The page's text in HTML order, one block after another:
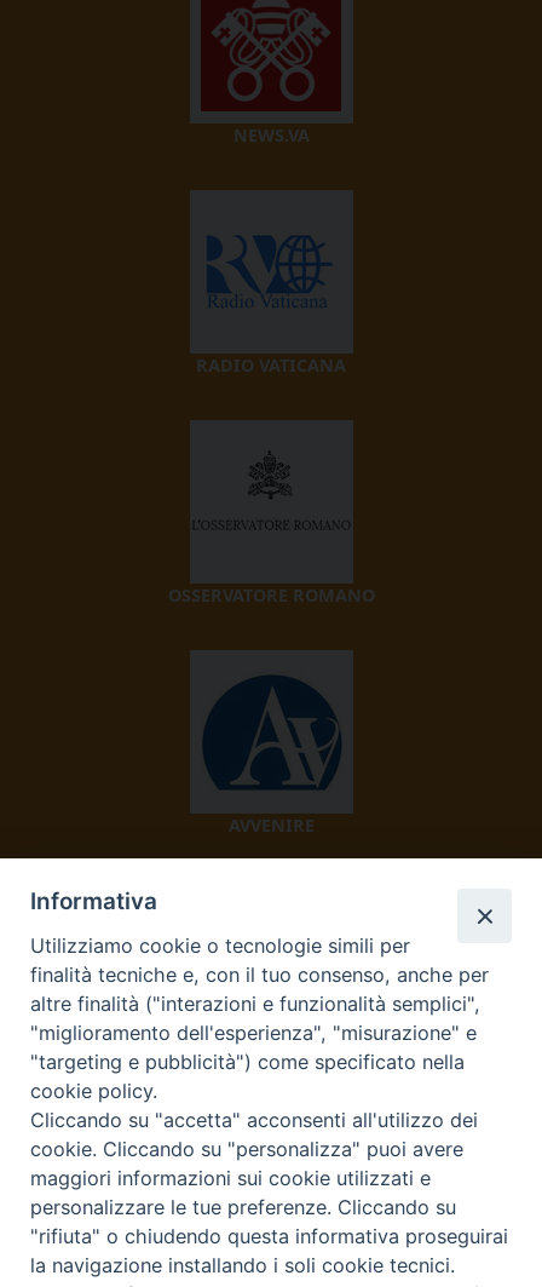
NEWS.VA
RADIO VATICANA
OSSERVATORE ROMANO
AVVENIRE
TV 2000
Diocesi di Ivrea
Curia Vescovile Piazza Castello, 3 10015 Ivrea (To) Tel.
0125.641138 Fax 0125.40296 segreteriacuria@diocesivrea.it
Informativa
Utilizziamo cookie o tecnologie simili per
finalità tecniche e, con il tuo consenso, anche per
altre finalità ("interazioni e funzionalità semplici",
"miglioramento dell'esperienza", "misurazione" e
"targeting e pubblicità") come specificato nella
cookie policy.
Cliccando su "accetta" acconsenti all'utilizzo dei
cookie. Cliccando su "personalizza" puoi avere
maggiori informazioni sui cookie utilizzati e
personalizzare le tue preferenze. Cliccando su
"rifiuta" o chiudendo questa informativa proseguirai
la navigazione installando i soli cookie tecnici.